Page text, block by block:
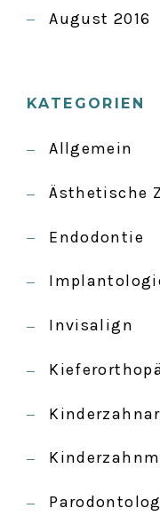
August 2016
KATEGORIEN
Allgemein
Ästhetische
Endodontie
Invisalign